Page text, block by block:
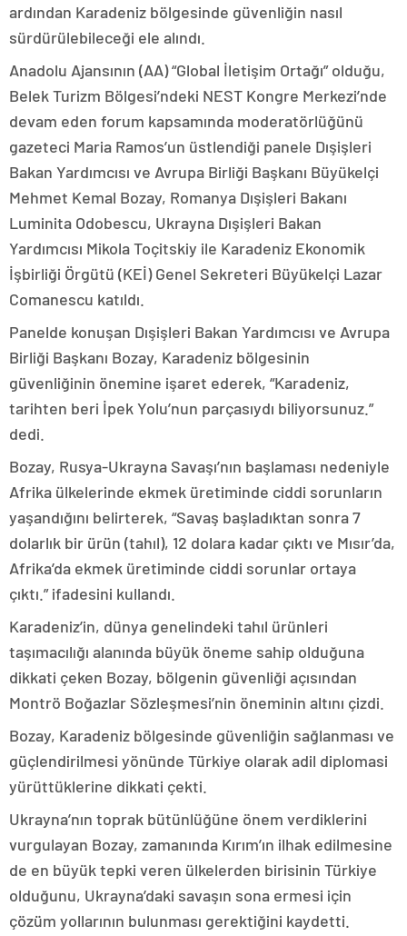
ardından Karadeniz bölgesinde güvenliğin nasıl
sürdürülebileceği ele alındı.
Anadolu Ajansının (AA) “Global İletişim Ortağı” olduğu,
Belek Turizm Bölgesi’ndeki NEST Kongre Merkezi’nde
devam eden forum kapsamında moderatörlüğünü
gazeteci Maria Ramos’un üstlendiği panele Dışişleri
Bakan Yardımcısı ve Avrupa Birliği Başkanı Büyükelçi
Mehmet Kemal Bozay, Romanya Dışişleri Bakanı
Luminita Odobescu, Ukrayna Dışişleri Bakan
Yardımcısı Mikola Toçitskiy ile Karadeniz Ekonomik
İşbirliği Örgütü (KEİ) Genel Sekreteri Büyükelçi Lazar
Comanescu katıldı.
Panelde konuşan Dışişleri Bakan Yardımcısı ve Avrupa
Birliği Başkanı Bozay, Karadeniz bölgesinin
güvenliğinin önemine işaret ederek, “Karadeniz,
tarihten beri İpek Yolu’nun parçasıydı biliyorsunuz.”
dedi.
Bozay, Rusya-Ukrayna Savaşı’nın başlaması nedeniyle
Afrika ülkelerinde ekmek üretiminde ciddi sorunların
yaşandığını belirterek, “Savaş başladıktan sonra 7
dolarlık bir ürün (tahıl), 12 dolara kadar çıktı ve Mısır’da,
Afrika’da ekmek üretiminde ciddi sorunlar ortaya
çıktı.” ifadesini kullandı.
Karadeniz’in, dünya genelindeki tahıl ürünleri
taşımacılığı alanında büyük öneme sahip olduğuna
dikkati çeken Bozay, bölgenin güvenliği açısından
Montrö Boğazlar Sözleşmesi’nin öneminin altını çizdi.
Bozay, Karadeniz bölgesinde güvenliğin sağlanması ve
güçlendirilmesi yönünde Türkiye olarak adil diplomasi
yürüttüklerine dikkati çekti.
Ukrayna’nın toprak bütünlüğüne önem verdiklerini
vurgulayan Bozay, zamanında Kırım’ın ilhak edilmesine
de en büyük tepki veren ülkelerden birisinin Türkiye
olduğunu, Ukrayna’daki savaşın sona ermesi için
çözüm yollarının bulunması gerektiğini kaydetti.